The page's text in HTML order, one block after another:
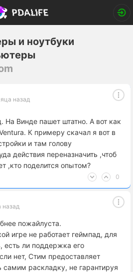
и ноутбуки
назад
Винде пашет штатно. А вот как
К примеру скачал я вот в
и там голову
действия переназначить ,чтоб
,кто поделится опытом?
0
назад
пожайлуста.
игре не работает геймпад, для
есть ли поддержка его
нет, Стим предоставляет
самим раскладку, не гарантируя